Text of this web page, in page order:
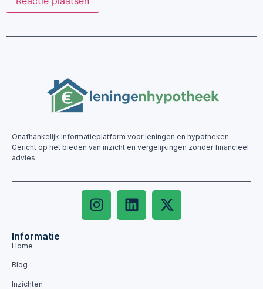
Onafhankelijk informatieplatform voor leningen en hypotheken.
Gericht op het bieden van inzicht en vergelijkingen zonder financieel
advies.
Informatie
Home
Blog
Inzichten